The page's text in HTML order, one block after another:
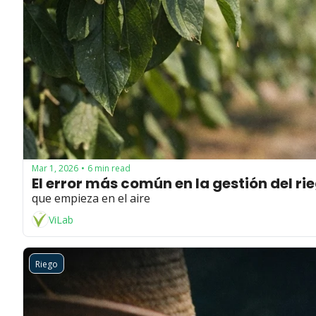
Mar 1, 2026 • 6 min read
El error más común en la gestión del
que empieza en el aire
ViLab
Riego